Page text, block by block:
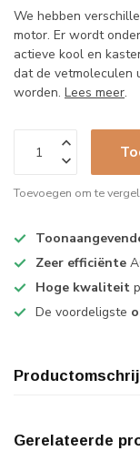
We hebben
motor. Er wordt
actieve kool en
dat de vetmoleculen
worden. Lees meer.
Toevoegen om te
Zeer efficiënte
Hoge kwaliteit
De voordeligste
Gerelateerde